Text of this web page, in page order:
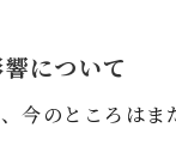
について
今のところはま